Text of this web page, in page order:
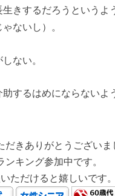
きするだろうというよ
ないし）。
ない。
するはめにならないよ
だきありがとうございま
ンキング参加中です。
ただけると嬉しいです。